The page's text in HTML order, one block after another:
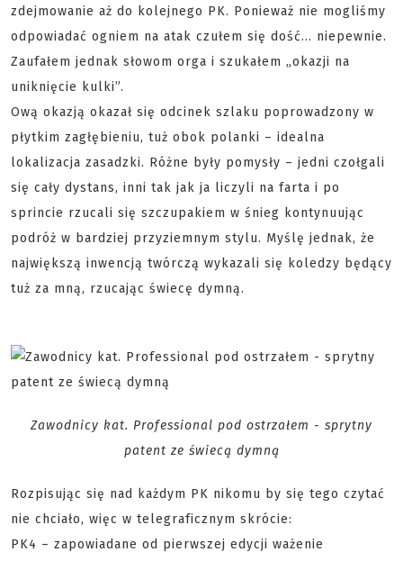
zdejmowanie aż do kolejnego PK. Ponieważ nie mogliśmy
odpowiadać ogniem na atak czułem się dość… niepewnie.
Zaufałem jednak słowom orga i szukałem „okazji na
uniknięcie kulki”.
Ową okazją okazał się odcinek szlaku poprowadzony w
płytkim zagłębieniu, tuż obok polanki – idealna
lokalizacja zasadzki. Różne były pomysły – jedni czołgali
się cały dystans, inni tak jak ja liczyli na farta i po
sprincie rzucali się szczupakiem w śnieg kontynuując
podróż w bardziej przyziemnym stylu. Myślę jednak, że
największą inwencją twórczą wykazali się koledzy będący
tuż za mną, rzucając świecę dymną.
Zawodnicy kat. Professional pod ostrzałem - sprytny
patent ze świecą dymną
Rozpisując się nad każdym PK nikomu by się tego czytać
nie chciało, więc w telegraficznym skrócie:
PK4 – zapowiadane od pierwszej edycji ważenie